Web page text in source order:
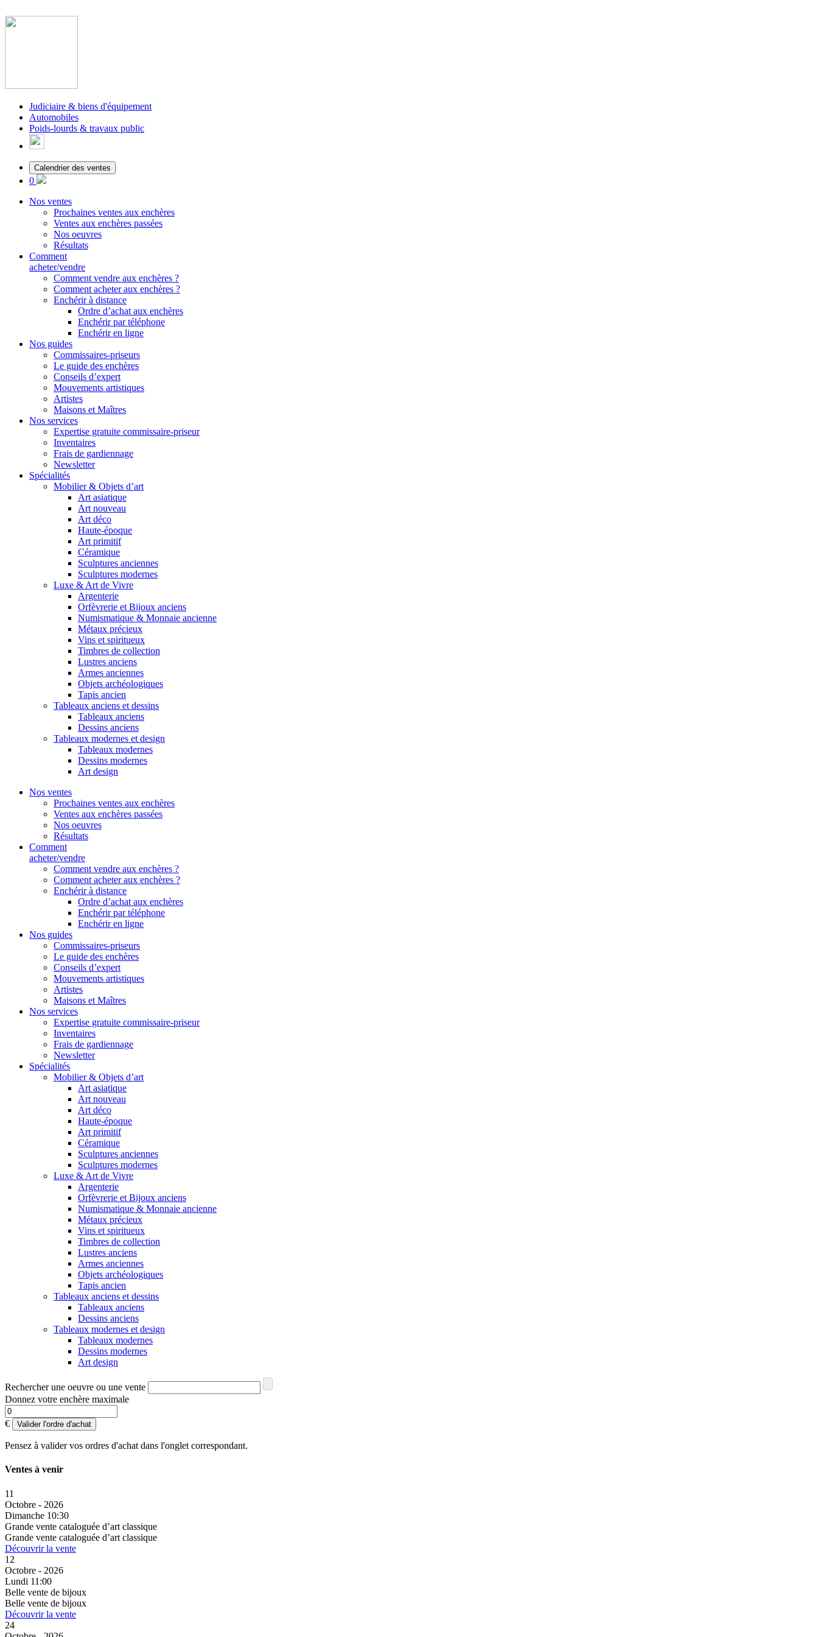
Judiciaire & biens d'équipement
Automobiles
Poids-lourds & travaux public
Calendrier des ventes
0
Nos ventes
Prochaines ventes aux enchères
Ventes aux enchères passées
Nos oeuvres
Résultats
Comment
acheter/vendre
Comment vendre aux enchères ?
Comment acheter aux enchères ?
Enchérir à distance
Ordre d’achat aux enchères
Enchérir par téléphone
Enchérir en ligne
Nos guides
Commissaires-priseurs
Le guide des enchères
Conseils d’expert
Mouvements artistiques
Artistes
Maisons et Maîtres
Nos services
Expertise gratuite commissaire-priseur
Inventaires
Frais de gardiennage
Newsletter
Spécialités
Mobilier & Objets d’art
Art asiatique
Art nouveau
Art déco
Haute-époque
Art primitif
Céramique
Sculptures anciennes
Sculptures modernes
Luxe & Art de Vivre
Argenterie
Orfèvrerie et Bijoux anciens
Numismatique & Monnaie ancienne
Métaux précieux
Vins et spiritueux
Timbres de collection
Lustres anciens
Armes anciennes
Objets archéologiques
Tapis ancien
Tableaux anciens et dessins
Tableaux anciens
Dessins anciens
Tableaux modernes et design
Tableaux modernes
Dessins modernes
Art design
Nos ventes
Prochaines ventes aux enchères
Ventes aux enchères passées
Nos oeuvres
Résultats
Comment
acheter/vendre
Comment vendre aux enchères ?
Comment acheter aux enchères ?
Enchérir à distance
Ordre d’achat aux enchères
Enchérir par téléphone
Enchérir en ligne
Nos guides
Commissaires-priseurs
Le guide des enchères
Conseils d’expert
Mouvements artistiques
Artistes
Maisons et Maîtres
Nos services
Expertise gratuite commissaire-priseur
Inventaires
Frais de gardiennage
Newsletter
Spécialités
Mobilier & Objets d’art
Art asiatique
Art nouveau
Art déco
Haute-époque
Art primitif
Céramique
Sculptures anciennes
Sculptures modernes
Luxe & Art de Vivre
Argenterie
Orfèvrerie et Bijoux anciens
Numismatique & Monnaie ancienne
Métaux précieux
Vins et spiritueux
Timbres de collection
Lustres anciens
Armes anciennes
Objets archéologiques
Tapis ancien
Tableaux anciens et dessins
Tableaux anciens
Dessins anciens
Tableaux modernes et design
Tableaux modernes
Dessins modernes
Art design
Rechercher une oeuvre ou une vente
Donnez votre enchère maximale
€ Valider l'ordre d'achat
Pensez à valider vos ordres d'achat dans l'onglet correspondant.
Ventes à venir
11
Octobre - 2026
Dimanche 10:30
Grande vente cataloguée d’art classique
Grande vente cataloguée d’art classique
Découvrir la vente
12
Octobre - 2026
Lundi 11:00
Belle vente de bijoux
Belle vente de bijoux
Découvrir la vente
24